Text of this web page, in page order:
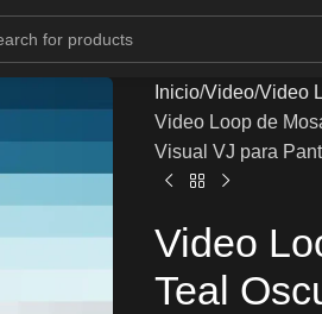
Inicio Video Video
Video Loop de
Visual VJ para
Video
Teal